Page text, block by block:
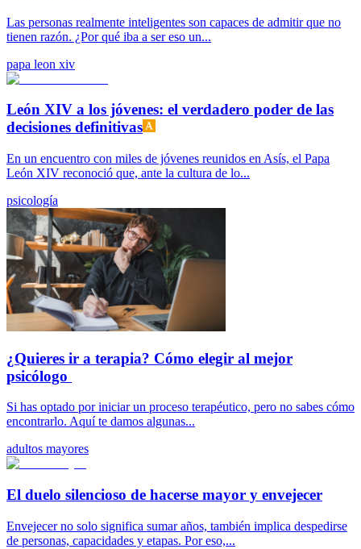
Las personas realmente inteligentes son capaces de admitir que no
tienen razón. ¿Por qué iba a ser eso un...
papa leon xiv
León XIV a los jóvenes: el verdadero poder de las
decisiones definitivas
En un encuentro con miles de jóvenes reunidos en Asís, el Papa
León XIV reconoció que, ante la cultura de lo...
psicología
¿Quieres ir a terapia? Cómo elegir al mejor
psicólogo
Si has optado por iniciar un proceso terapéutico, pero no sabes cómo
encontrarlo. Aquí te damos algunas...
adultos mayores
El duelo silencioso de hacerse mayor y envejecer
Envejecer no solo significa sumar años, también implica despedirse
de personas, capacidades y etapas. Por eso,...